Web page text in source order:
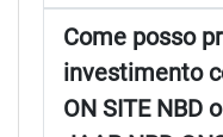
Come posso
investimento
ON SITE NBD